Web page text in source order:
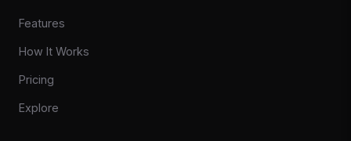
Features
How It Works
Pricing
Explore